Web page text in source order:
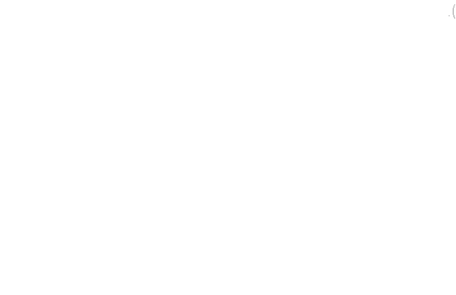
هدف التعادل بتصدّيه لرأسية قوية لبابا محمد، إثر ركلة حرة جانبية انبرى لها أريباس (د87).